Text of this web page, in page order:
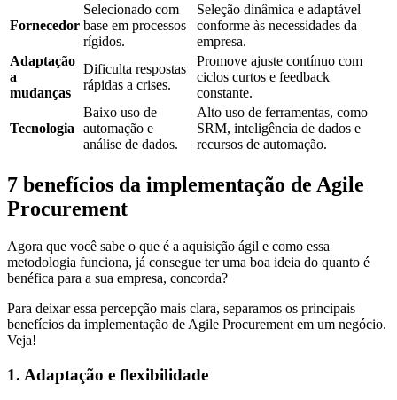
Fornecedor
Selecionado com
base em processos
rígidos.
Seleção dinâmica e adaptável
conforme às necessidades da
empresa.
Adaptação
a
mudanças
Dificulta respostas
rápidas a crises.
Promove ajuste contínuo com
ciclos curtos e feedback
constante.
Tecnologia
Baixo uso de
automação e
análise de dados.
Alto uso de ferramentas, como
SRM, inteligência de dados e
recursos de automação.
7 benefícios da implementação de Agile
Procurement
Agora que você sabe o que é a aquisição ágil e como essa
metodologia funciona, já consegue ter uma boa ideia do quanto é
benéfica para a sua empresa, concorda?
Para deixar essa percepção mais clara, separamos os principais
benefícios da implementação de Agile Procurement em um negócio.
Veja!
1. Adaptação e flexibilidade